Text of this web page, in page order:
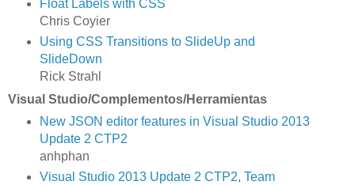
Float Labels with CSS
Chris Coyier
Using CSS Transitions to SlideUp and
SlideDown
Rick Strahl
Visual Studio/Complementos/Herramientas
New JSON editor features in Visual Studio 2013
Update 2 CTP2
anhphan
Visual Studio 2013 Update 2 CTP2, Team